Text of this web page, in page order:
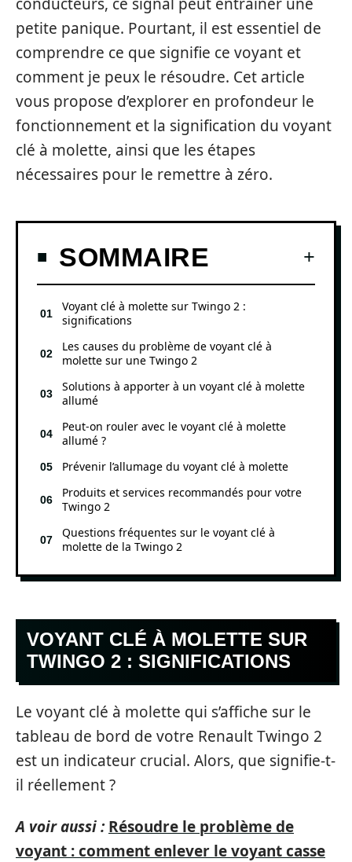
petite panique. Pourtant, il est essentiel de
comprendre ce que signifie ce voyant et
comment je peux le résoudre. Cet article
vous propose d’explorer en profondeur le
fonctionnement et la signification du voyant
clé à molette, ainsi que les étapes
nécessaires pour le remettre à zéro.
SOMMAIRE
Voyant clé à molette sur Twingo 2 :
significations
Les causes du problème de voyant clé à
molette sur une Twingo 2
Solutions à apporter à un voyant clé à molette
allumé
Peut-on rouler avec le voyant clé à molette
allumé ?
Prévenir l’allumage du voyant clé à molette
Produits et services recommandés pour votre
Twingo 2
Questions fréquentes sur le voyant clé à
molette de la Twingo 2
VOYANT CLÉ À MOLETTE SUR
TWINGO 2 : SIGNIFICATIONS
Le voyant clé à molette qui s’affiche sur le
tableau de bord de votre Renault Twingo 2
est un indicateur crucial. Alors, que signifie-t-
il réellement ?
A voir aussi : Résoudre le problème de
voyant : comment enlever le voyant casse